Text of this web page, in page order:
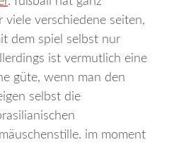
verschiedene seiten,
dem spiel selbst nur
ist vermutlich eine
güte, wenn man den
selbst die
im moment